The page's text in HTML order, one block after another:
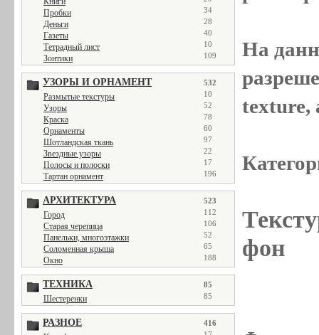
Пробки 34
Деньги 28
Газеты 40
Тетрадный лист 10
Зонтики 109
УЗОРЫ И ОРНАМЕНТ 532
Размытые текстуры 10
Узоры 52
Краска 78
Орнаменты 60
Шотландская ткань 97
Звездные узоры 22
Полосы и полоски 17
Тартан орнамент 196
АРХИТЕКТУРА 523
Город 112
Старая черепица 106
Панельки, многоэтажки 52
Соломенная крыша 65
Окно 188
ТЕХНИКА 85
Шестеренки 85
РАЗНОЕ 416
На
texture,
фон